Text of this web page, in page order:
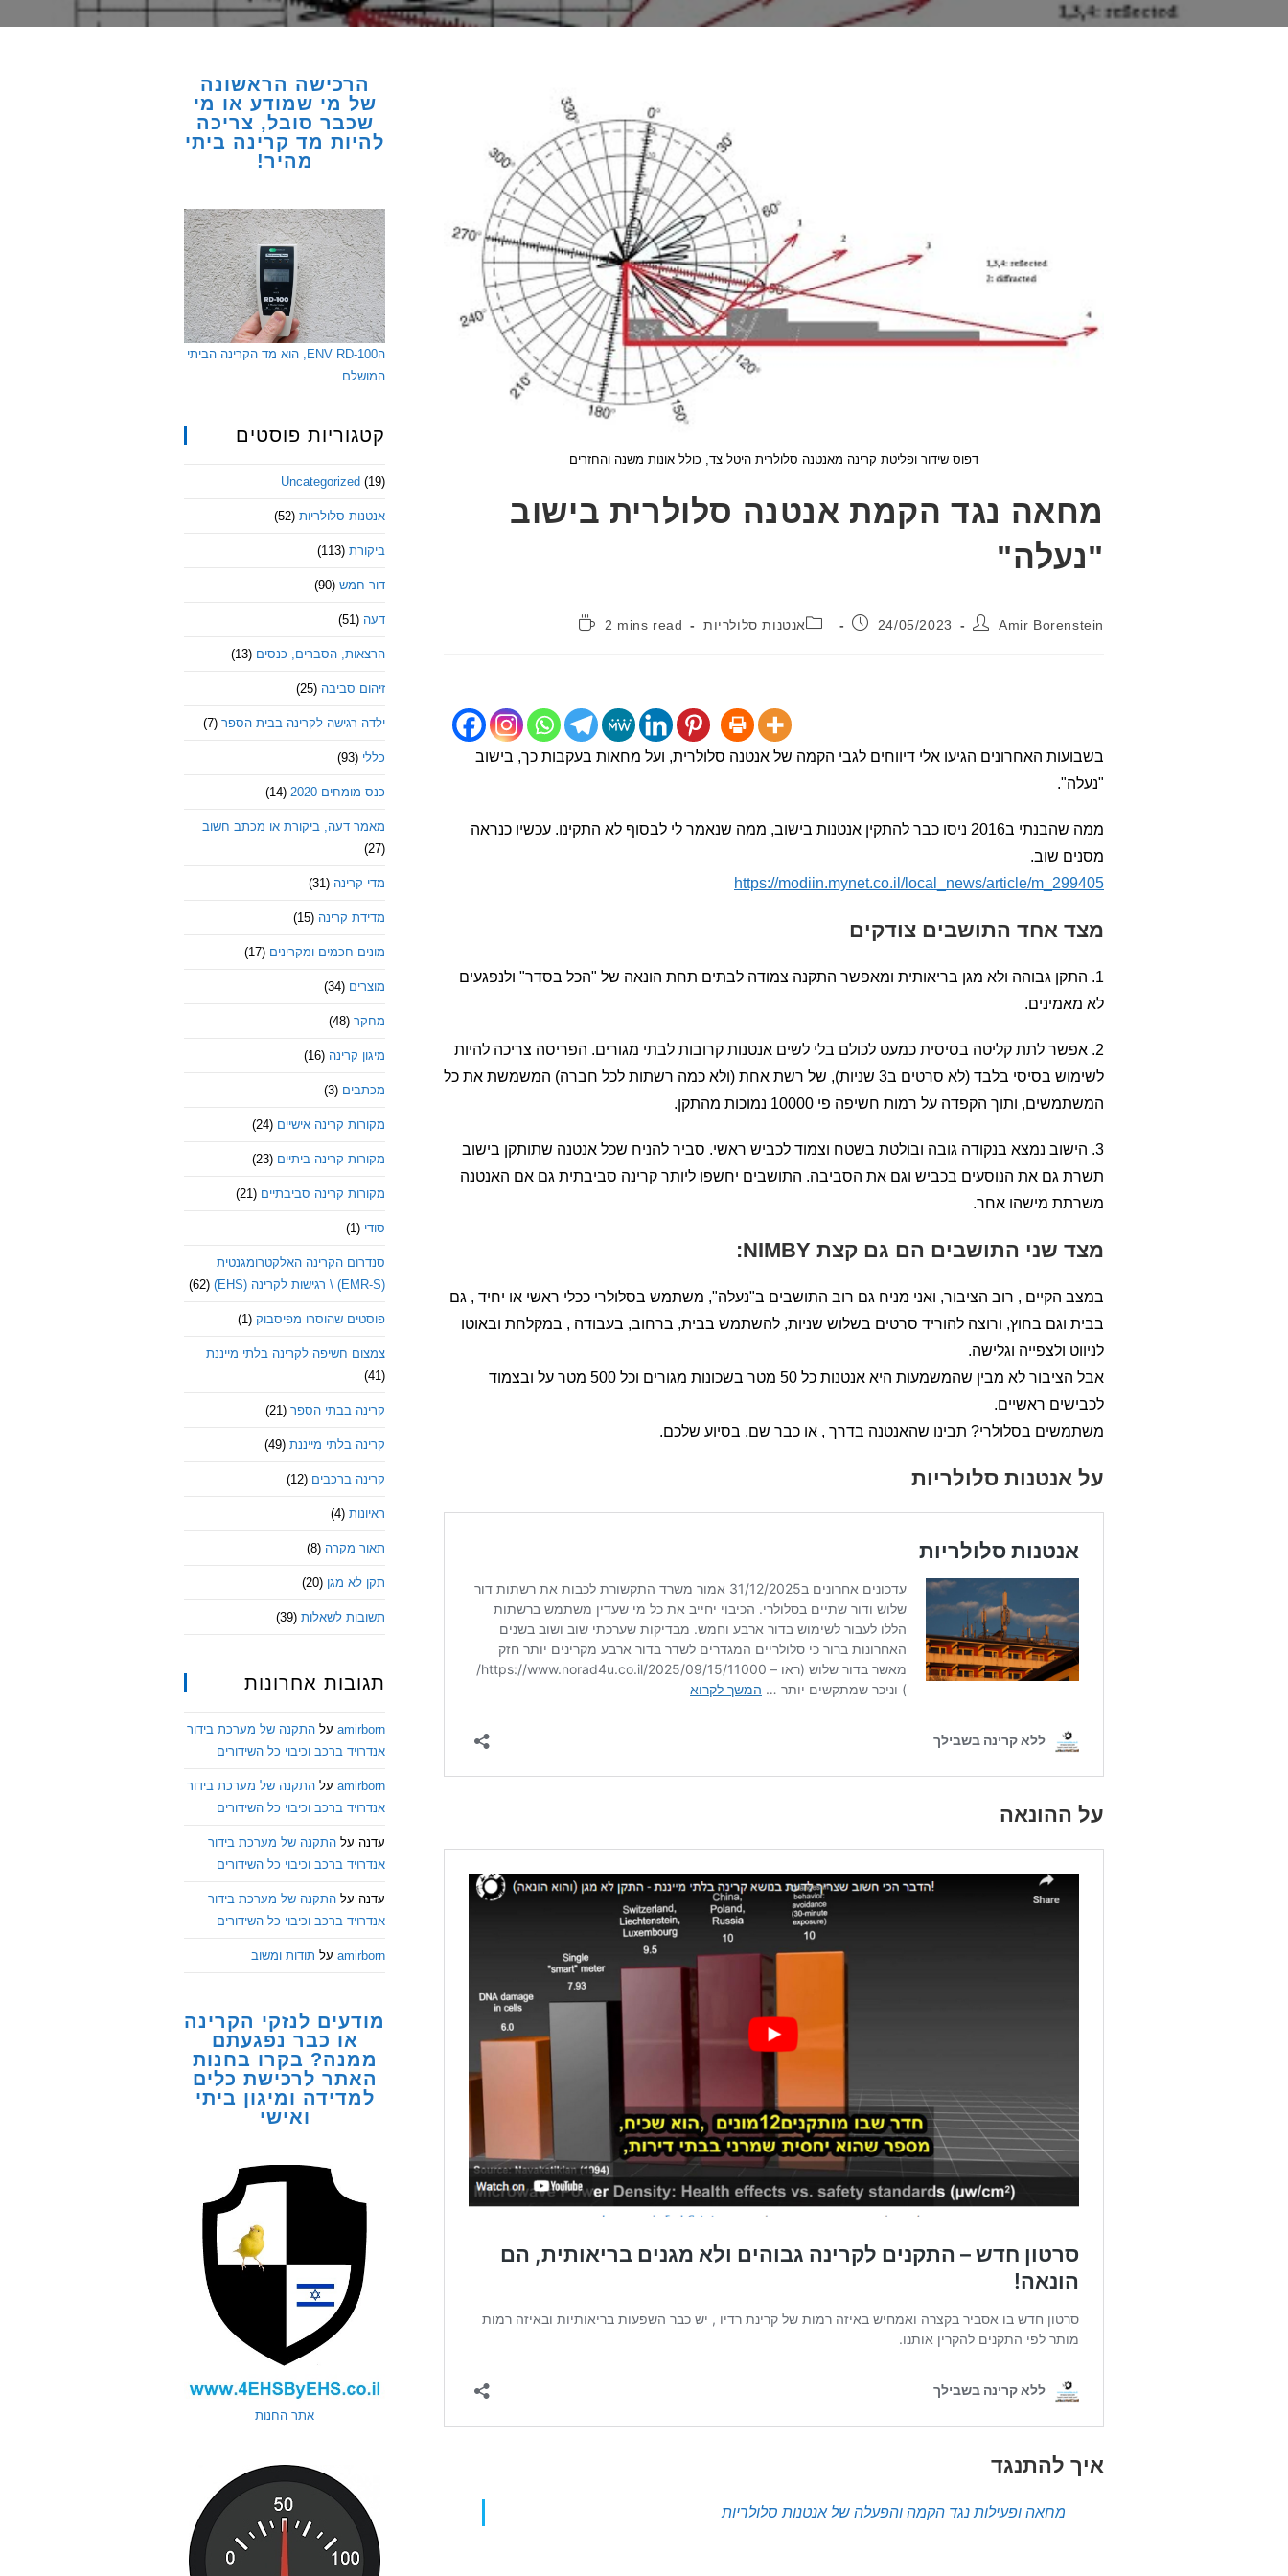
דפוס שידור ופליטת קרינה מאנטנה סלולרית היטל צד, כולל אונות משנה והחזרים
מחאה נגד הקמת אנטנה סלולרית בישוב
"נעלה"
מחבר:
Amir Borenstein פורסם:
24/05/2023 קטגוריה:
אנטנות סלולריות
זמן
2 mins read
בשבועות האחרונים הגיעו אלי דיווחים לגבי הקמה של אנטנה סלולרית, ועל מחאות בעקבות כך, בישוב
"נעלה".
ממה שהבנתי ב2016 ניסו כבר להתקין אנטנות בישוב, ממה שנאמר לי לבסוף לא התקינו. עכשיו כנראה
מסנים שוב.
https://modiin.mynet.co.il/local_news/article/m_299405
מצד אחד התושבים צודקים
1. התקן גבוהה ולא מגן בריאותית ומאפשר התקנה צמודה לבתים תחת הונאה של "הכל בסדר" ולנפגעים
לא מאמינים.
2. אפשר לתת קליטה בסיסית כמעט לכולם בלי לשים אנטנות קרובות לבתי מגורים. הפריסה צריכה להיות
לשימוש בסיסי בלבד (לא סרטים ב3 שניות), של רשת אחת (ולא כמה רשתות לכל חברה) המשמשת את כל
המשתמשים, ותוך הקפדה על רמות חשיפה פי 10000 נמוכות מהתקן.
3. הישוב נמצא בנקודה גובה ובולטת בשטח וצמוד לכביש ראשי. סביר להניח שכל אנטנה שתותקן בישוב
תשרת גם את הנוסעים בכביש וגם את הסביבה. התושבים יחשפו ליותר קרינה סביבתית גם אם האנטנה
משרתת מישהו אחר.
מצד שני התושבים הם גם קצת NIMBY:
במצב הקיים , רוב הציבור, ואני מניח גם רוב התושבים ב"נעלה", משתמש בסלולרי ככלי ראשי או יחיד , גם
בבית וגם בחוץ, ורוצה להוריד סרטים בשלוש שניות, להשתמש בבית, ברחוב, בעבודה , במקלחת ובאוטו
לניווט ולצפייה וגלישה.
אבל הציבור לא מבין שהמשמעות היא אנטנות כל 50 מטר בשכונות מגורים וכל 500 מטר על ובצמוד
לכבישים ראשיים.
משתמשים בסלולרי? תבינו שהאנטנה בדרך , או כבר שם. בסיוע שלכם.
על אנטנות סלולריות
על ההונאה
איך להתנגד
מחאה ופעילות נגד הקמה והפעלה של אנטנות סלולריות
הרכישה הראשונה
של מי שמודע או מי
שכבר סובל, צריכה
להיות מד קרינה ביתי
מהיר!
הENV RD-100, הוא מד הקרינה הביתי
המושלם
קטגוריות פוסטים
Uncategorized (19)
אנטנות סלולריות (52)
ביקורת (113)
דור חמש (90)
דעה (51)
הרצאות, הסברים, כנסים (13)
זיהום סביבה (25)
ילדה רגישה לקרינה בבית הספר (7)
כללי (93)
כנס מומחים 2020 (14)
מאמר דעה, ביקורת או מכתב חשוב
(27)
מדי קרינה (31)
מדידת קרינה (15)
מונים חכמים ומקרינים (17)
מוצרים (34)
מחקר (48)
מיגון קרינה (16)
מכתבים (3)
מקורות קרינה אישיים (24)
מקורות קרינה ביתיים (23)
מקורות קרינה סביבתיים (21)
סודי (1)
סנדרום הקרינה האלקטרומגנטית
(EMR-S) \ רגישות לקרינה (EHS)
(62)
פוסטים שהוסרו מפיסבוק (1)
צמצום חשיפה לקרינה בלתי מייננת
(41)
קרינה בבתי הספר (21)
קרינה בלתי מייננת (49)
קרינה ברכבים (12)
ראיונות (4)
תאור מקרה (8)
תקן לא מגן (20)
תשובות לשאלות (39)
תגובות אחרונות
amirborn על התקנה של מערכת בידור
אנדרויד ברכב וכיבוי כל השידורים
amirborn על התקנה של מערכת בידור
אנדרויד ברכב וכיבוי כל השידורים
עדנה על התקנה של מערכת בידור
אנדרויד ברכב וכיבוי כל השידורים
עדנה על התקנה של מערכת בידור
אנדרויד ברכב וכיבוי כל השידורים
amirborn על תודות ומשוב
מודעים לנזקי הקרינה
או כבר נפגעתם
ממנה? בקרו בחנות
האתר לרכישת כלים
למדידה ומיגון ביתי
ואישי
אתר החנות